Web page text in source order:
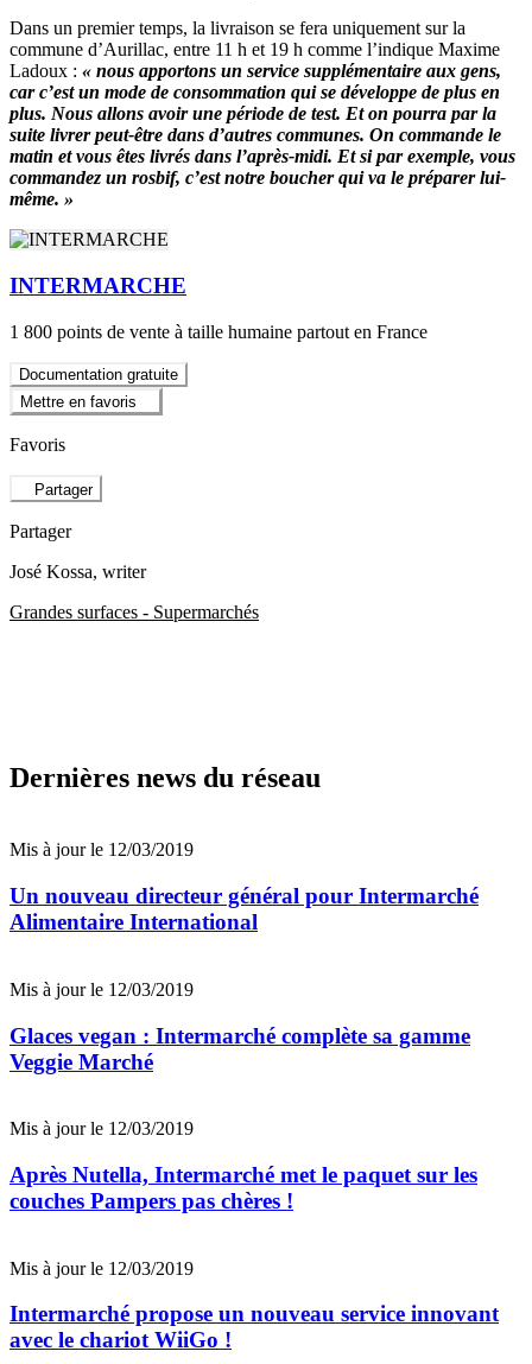
Dans un premier temps, la livraison se fera uniquement sur la
commune d’Aurillac, entre 11 h et 19 h comme l’indique Maxime
Ladoux : « nous apportons un service supplémentaire aux gens,
car c’est un mode de consommation qui se développe de plus en
plus. Nous allons avoir une période de test. Et on pourra par la
suite livrer peut-être dans d’autres communes. On commande le
matin et vous êtes livrés dans l’après-midi. Et si par exemple, vous
commandez un rosbif, c’est notre boucher qui va le préparer lui-
même. »
INTERMARCHE
1 800 points de vente à taille humaine partout en France
Documentation gratuite
Mettre en favoris
Favoris
Partager
Partager
José Kossa, writer
Grandes surfaces - Supermarchés
Dernières news du réseau
Mis à jour le 12/03/2019
Un nouveau directeur général pour Intermarché
Alimentaire International
Mis à jour le 12/03/2019
Glaces vegan : Intermarché complète sa gamme
Veggie Marché
Mis à jour le 12/03/2019
Après Nutella, Intermarché met le paquet sur les
couches Pampers pas chères !
Mis à jour le 12/03/2019
Intermarché propose un nouveau service innovant
avec le chariot WiiGo !